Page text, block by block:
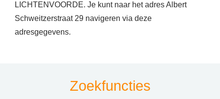
LICHTENVOORDE. Je kunt naar het adres Albert
Schweitzerstraat 29 navigeren via deze
adresgegevens.
Zoekfuncties